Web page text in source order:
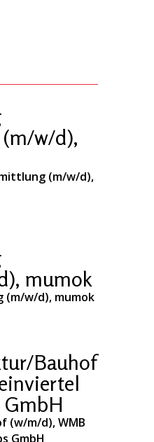
w/d),
(m/w/d),
mumok
(m/w/d), mumok
Bauhof
(w/m/d), WMB
GmbH